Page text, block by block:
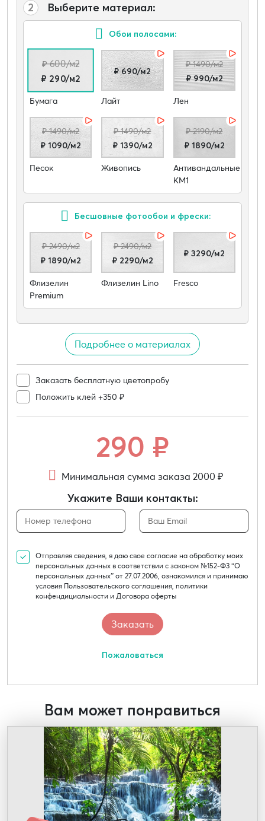
2 Выберите материал:
Обои полосами:
₽ 600/м2
₽ 290/м2
Бумага
₽ 690/м2
Лайт
₽ 1490/м2
₽ 990/м2
Лен
₽ 1490/м2
₽ 1090/м2
Песок
₽ 1490/м2
₽ 1390/м2
Живопись
₽ 2190/м2
₽ 1890/м2
Антивандальные
КМ1
Бесшовные фотообои и фрески:
₽ 2490/м2
₽ 1890/м2
Флизелин
Premium
₽ 2490/м2
₽ 2290/м2
Флизелин Lino
₽ 3290/м2
Fresco
Подробнее о материалах
Заказать бесплатную цветопробу
Положить клей +350 ₽
290 ₽
Минимальная сумма заказа 2000 ₽
Укажите Ваши контакты:
Отправляя сведения, я даю свое согласие на обработку моих
персональных данных в соответствии с законом №152-Ф3 “О
персональных данных” от 27.07.2006, ознакомился и принимаю
условия Пользовательского соглашения, политики
конфендициальности и Договора оферты
Пожаловаться
Вам может понравиться